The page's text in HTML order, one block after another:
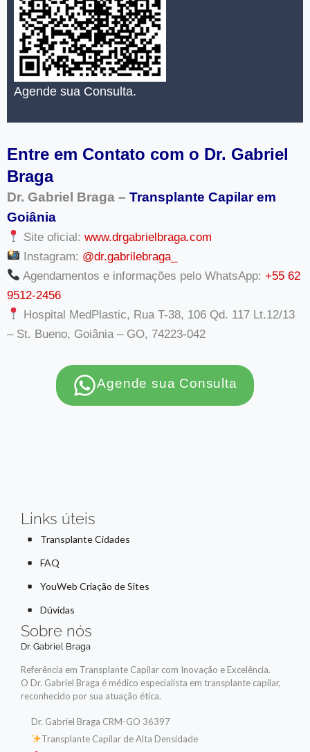
Agende sua Consulta.
Entre em Contato com o Dr. Gabriel
Braga
Dr. Gabriel Braga – Transplante Capilar em
Goiânia
Site oficial:www.drgabrielbraga.com
Instagram: @dr.gabrilebraga_
Agendamentos e informações pelo WhatsApp:+55 62
9512-2456
Hospital MedPlastic, Rua T-38, 106 Qd. 117 Lt.12/13
– St. Bueno, Goiânia – GO, 74223-042
Agende sua Consulta
Links úteis
Transplante Cidades
FAQ
YouWeb Criação de Sites
Dúvidas
Sobre nós
Dr. Gabriel Braga
Referência em Transplante Capilar com Inovação e Excelência.
O Dr. Gabriel Braga é médico especialista em transplante capilar,
reconhecido por sua atuação ética.
Dr. Gabriel Braga CRM-GO 36397
Transplante Capilar de Alta Densidade